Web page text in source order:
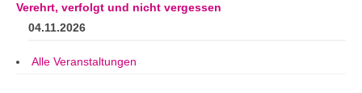
Verehrt, verfolgt und nicht vergessen
04.11.2026
Alle Veranstaltungen